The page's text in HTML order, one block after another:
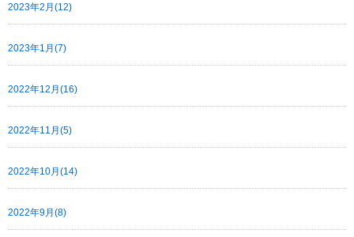
2023年2月(12)
2023年1月(7)
2022年12月(16)
2022年11月(5)
2022年10月(14)
2022年9月(8)